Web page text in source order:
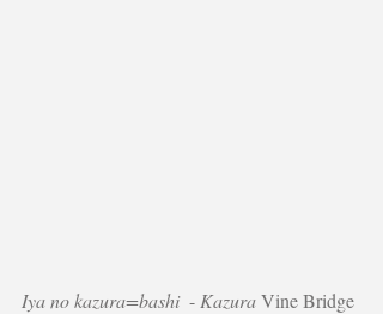
Iya no kazura=bashi - Kazura Vine Bridge